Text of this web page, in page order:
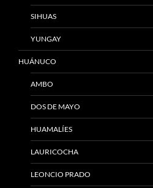
SIHUAS
YUNGAY
HUÁNUCO
AMBO
DOS DE MAYO
HUAMALÍES
LAURICOCHA
LEONCIO PRADO